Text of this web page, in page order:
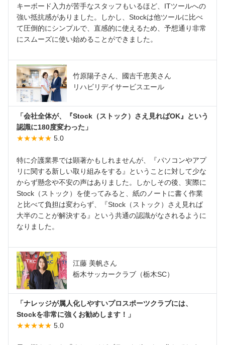
キーボード入力が苦手なスタッフもいるほど、ITツールへの
強い抵抗感がありました。しかし、Stockは他ツールに比べ
て圧倒的にシンプルで、直感的に使えるため、予想通り非常
にスムーズに使い始めることができました。
竹原陽子さん、國吉千恵美さん
リハビリデイサービスエール
「会社全体が、『Stock（ストック）さえ見ればOK』という
認識に180度変わった」
★★★★★ 5.0
特に介護業界では顕著かもしれませんが、『パソコンやアプ
リに関する新しい取り組みをする』ということに対して少な
からず懸念や不安の声はありました。しかしその後、実際に
Stock（ストック）を使ってみると、紙のノートに書く作業
と比べて負担は変わらず、『Stock（ストック）さえ見れば
大半のことが解決する』という共通の認識がなされるように
なりました。
江藤 美帆さん
栃木サッカークラブ（栃木SC）
「ナレッジが属人化しやすいプロスポーツクラブには、
Stockを非常に強くお勧めします！」
★★★★★ 5.0